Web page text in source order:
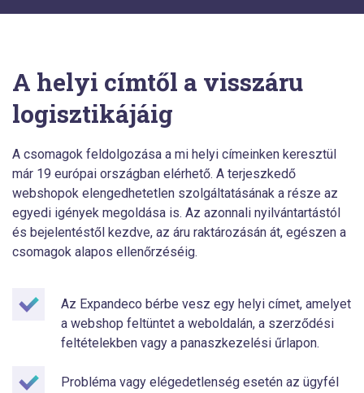
A helyi címtől a visszáru
logisztikájáig
A csomagok feldolgozása a mi helyi címeinken keresztül
már 19 európai országban elérhető. A terjeszkedő
webshopok elengedhetetlen szolgáltatásának a része az
egyedi igények megoldása is. Az azonnali nyilvántartástól
és bejelentéstől kezdve, az áru raktározásán át, egészen a
csomagok alapos ellenőrzéséig.
Az Expandeco bérbe vesz egy helyi címet, amelyet
a webshop feltüntet a weboldalán, a szerződési
feltételekben vagy a panaszkezelési űrlapon.
Probléma vagy elégedetlenség esetén az ügyfél